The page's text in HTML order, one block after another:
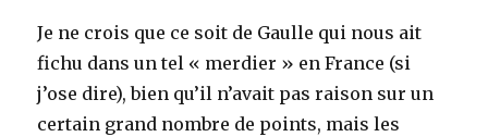
Je ne crois que ce soit de Gaulle qui nous ait
fichu dans un tel « merdier » en France (si
j’ose dire), bien qu’il n’avait pas raison sur un
certain grand nombre de points, mais les